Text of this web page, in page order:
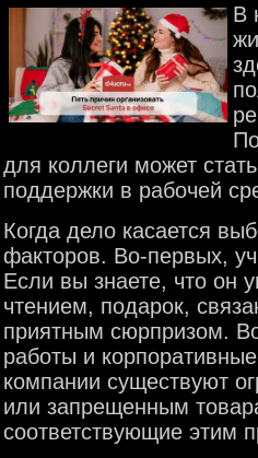
В
для коллеги может
поддержки в рабочей
Когда дело касается
факторов. Во-первых,
Если вы знаете, что он
чтением, подарок,
приятным сюрпризом.
работы и
компании существуют
или запрещенным
соответствующие этим